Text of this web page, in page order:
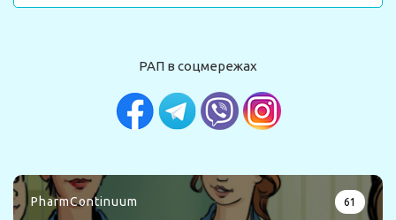
РАП в соцмережах
PharmContinuum 61